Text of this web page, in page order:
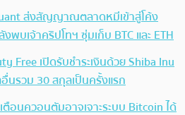
ส่งสัญญาณตลาดหมีเข้าสู่โค้ง
พบเจ้าคริปโทฯ ซุ่มเก็บ BTC และ ETH
Free เปิดรับชำระเงินด้วย Shiba Inu
อื่นรวม 30 สกุลเป็นครั้งแรก
ตือนควอนตัมอาจเจาะระบบ Bitcoin ได้